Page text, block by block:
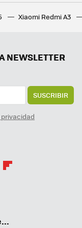
Gemini Live se vuelve gratis por sorpresa. Te permite hablar con tu móvil Android como si fuese una persona
El outlet de MediaMarkt tiene esta PlayStation 5 Pro rebajada, que sale por casi 100 euros menos
Xiaomi Redmi A3
SUSCRIBIR